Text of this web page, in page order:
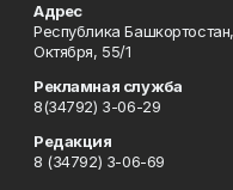
Адрес
Республика
Октября, 55/1
Рекламная служба
8(34792) 3-06-29
Редакция
8 (34792) 3-06-69